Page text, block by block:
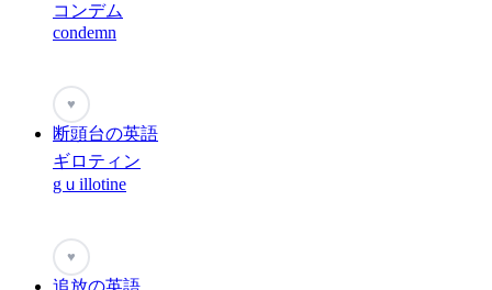
コンデム
condemn
♥
断頭台の英語
ギロティン
gｕillotine
♥